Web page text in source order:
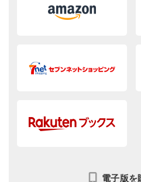
電子版を